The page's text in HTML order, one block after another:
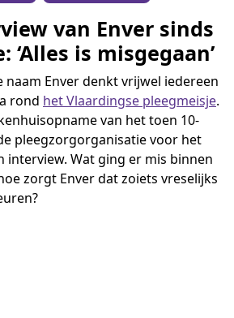
van Enver sinds
‘Alles is misgegaan’
naam Enver denkt vrijwel iedereen
rond het Vlaardingse pleegmeisje.
van het toen 10-
pleegzorgorganisatie voor het
interview. Wat ging er mis binnen
zorgt Enver dat zoiets vreselijks